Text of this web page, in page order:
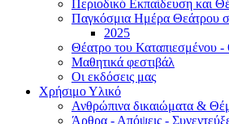
Περιοδικό Εκπαίδευση και
Παγκόσμια Ημέρα Θεάτρου
2025
Θέατρο του Καταπιεσμένου
Μαθητικά φεστιβάλ
Οι εκδόσεις μας
Χρήσιμο Υλικό
Ανθρώπινα δικαιώματα &
Άρθρα - Απόψεις -